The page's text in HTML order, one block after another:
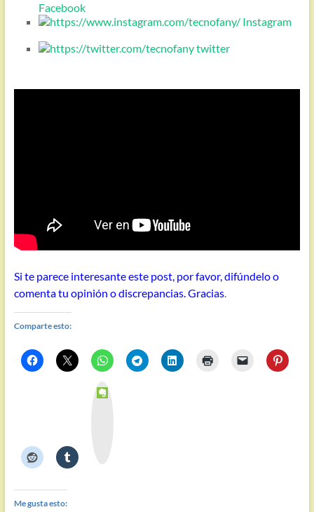
Facebook
Instagram
twitter
Si te parece interesante este post, por favor, difúndelo o
comenta tu opinión o discrepancias. Gracias.
Comparte esto:
E
v
Me gusta esto: